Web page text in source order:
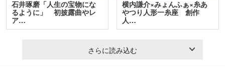
石井琢磨「人生の宝物にな
るように」 初披露曲やレ
ア…
横内謙介×みょんふぁ×糸あ
やつり人形一糸座 創作
人…
さらに読み込む